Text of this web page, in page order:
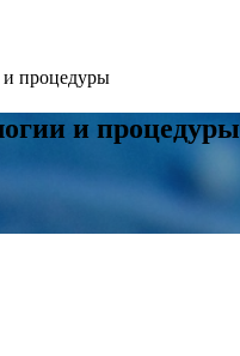
и процедуры
и процедуры